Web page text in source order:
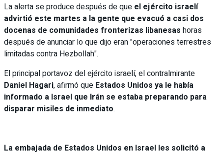
La alerta se produce después de que el ejército israelí
advirtió este martes a la gente que evacuó a casi dos
docenas de comunidades fronterizas libanesas horas
después de anunciar lo que dijo eran "operaciones terrestres
limitadas contra Hezbollah".
El principal portavoz del ejército israelí, el contralmirante
Daniel Hagari, afirmó que Estados Unidos ya le había
informado a Israel que Irán se estaba preparando para
disparar misiles de inmediato.
La embajada de Estados Unidos en Israel les solicitó a